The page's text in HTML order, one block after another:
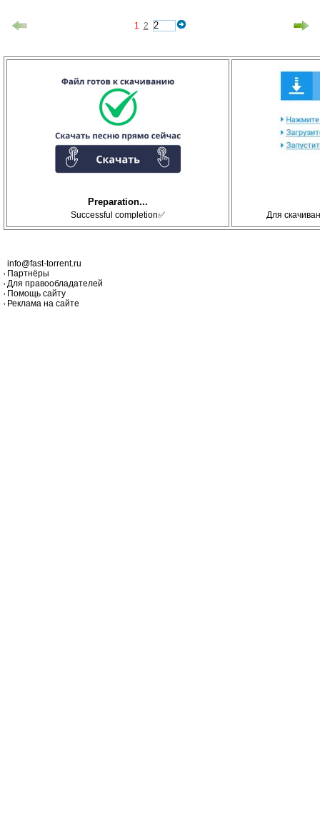
1 2
Preparation...
Successful completion✅ Для
info@fast-torrent.ru
Партнёры
Для правообладателей
Помощь сайту
Реклама на сайте